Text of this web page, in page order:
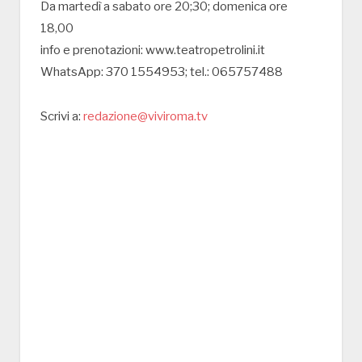
Da martedì a sabato ore 20;30; domenica ore
18,00
info e prenotazioni: www.teatropetrolini.it
WhatsApp: 370 1554953; tel.: 065757488
Scrivi a: redazione@viviroma.tv